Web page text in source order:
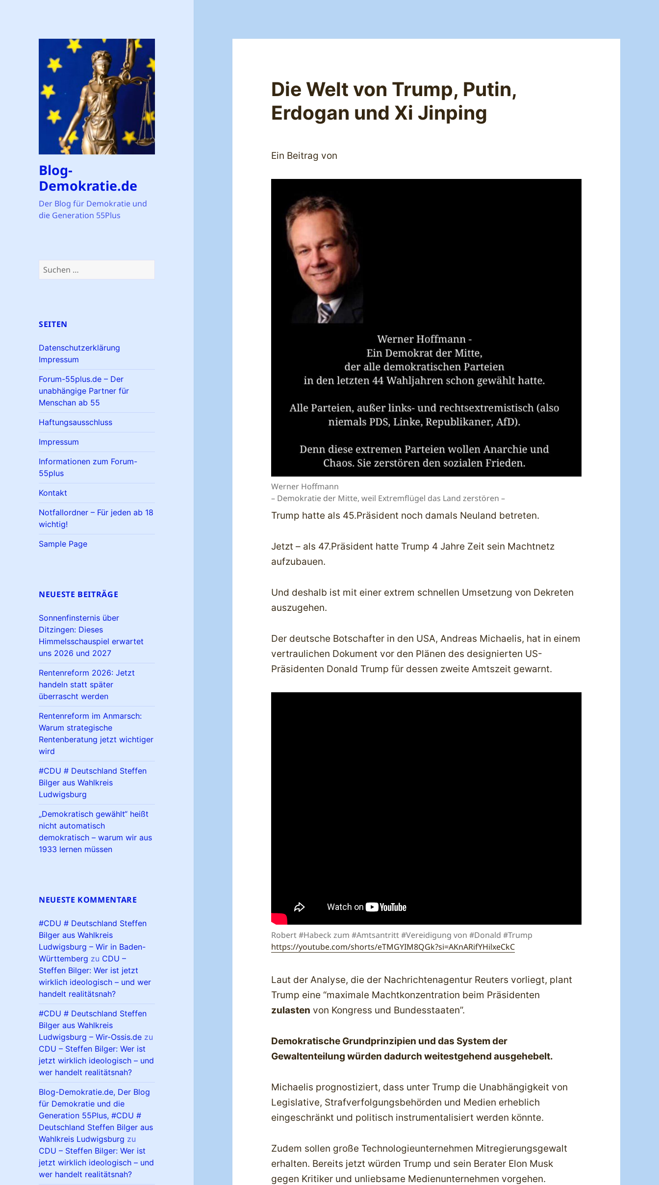
Blog-
Demokratie.de
Der Blog für Demokratie und
die Generation 55Plus
Suchen
nach:
SEITEN
Datenschutzerklärung
Impressum
Forum-55plus.de – Der
unabhängige Partner für
Menschan ab 55
Haftungsausschluss
Impressum
Informationen zum Forum-
55plus
Kontakt
Notfallordner – Für jeden ab 18
wichtig!
Sample Page
NEUESTE BEITRÄGE
Sonnenfinsternis über
Ditzingen: Dieses
Himmelsschauspiel erwartet
uns 2026 und 2027
Rentenreform 2026: Jetzt
handeln statt später
überrascht werden
Rentenreform im Anmarsch:
Warum strategische
Rentenberatung jetzt wichtiger
wird
#CDU # Deutschland Steffen
Bilger aus Wahlkreis
Ludwigsburg
„Demokratisch gewählt“ heißt
nicht automatisch
demokratisch – warum wir aus
1933 lernen müssen
NEUESTE KOMMENTARE
#CDU # Deutschland Steffen
Bilger aus Wahlkreis
Ludwigsburg – Wir in Baden-
Württemberg zu CDU –
Steffen Bilger: Wer ist jetzt
wirklich ideologisch – und wer
handelt realitätsnah?
#CDU # Deutschland Steffen
Bilger aus Wahlkreis
Ludwigsburg – Wir-Ossis.de zu
CDU – Steffen Bilger: Wer ist
jetzt wirklich ideologisch – und
wer handelt realitätsnah?
Blog-Demokratie.de, Der Blog
für Demokratie und die
Generation 55Plus, #CDU #
Deutschland Steffen Bilger aus
Wahlkreis Ludwigsburg zu
CDU – Steffen Bilger: Wer ist
jetzt wirklich ideologisch – und
wer handelt realitätsnah?
Die Welt von Trump, Putin,
Erdogan und Xi Jinping
Ein Beitrag von
Werner Hoffmann
– Demokratie der Mitte, weil Extremflügel das Land zerstören –
Trump hatte als 45.Präsident noch damals Neuland betreten.
Jetzt – als 47.Präsident hatte Trump 4 Jahre Zeit sein Machtnetz
aufzubauen.
Und deshalb ist mit einer extrem schnellen Umsetzung von Dekreten
auszugehen.
Der deutsche Botschafter in den USA, Andreas Michaelis, hat in einem
vertraulichen Dokument vor den Plänen des designierten US-
Präsidenten Donald Trump für dessen zweite Amtszeit gewarnt.
Robert #Habeck zum #Amtsantritt #Vereidigung von #Donald #Trump
https://youtube.com/shorts/eTMGYIM8QGk?si=AKnARifYHilxeCkC
Laut der Analyse, die der Nachrichtenagentur Reuters vorliegt, plant
Trump eine “maximale Machtkonzentration beim Präsidenten
zulasten von Kongress und Bundesstaaten”.
Demokratische Grundprinzipien und das System der
Gewaltenteilung würden dadurch weitestgehend ausgehebelt.
Michaelis prognostiziert, dass unter Trump die Unabhängigkeit von
Legislative, Strafverfolgungsbehörden und Medien erheblich
eingeschränkt und politisch instrumentalisiert werden könnte.
Zudem sollen große Technologieunternehmen Mitregierungsgewalt
erhalten. Bereits jetzt würden Trump und sein Berater Elon Musk
gegen Kritiker und unliebsame Medienunternehmen vorgehen.